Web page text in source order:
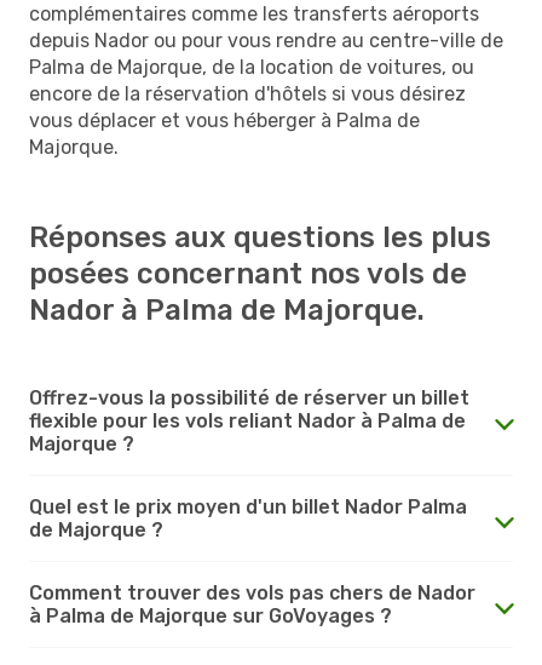
complémentaires comme les transferts aéroports
depuis Nador ou pour vous rendre au centre-ville de
Palma de Majorque, de la location de voitures, ou
encore de la réservation d'hôtels si vous désirez
vous déplacer et vous héberger à Palma de
Majorque.
Réponses aux questions les plus
posées concernant nos vols de
Nador à Palma de Majorque.
Offrez-vous la possibilité de réserver un billet
flexible pour les vols reliant Nador à Palma de
Majorque ?
Quel est le prix moyen d'un billet Nador Palma
de Majorque ?
Comment trouver des vols pas chers de Nador
à Palma de Majorque sur GoVoyages ?